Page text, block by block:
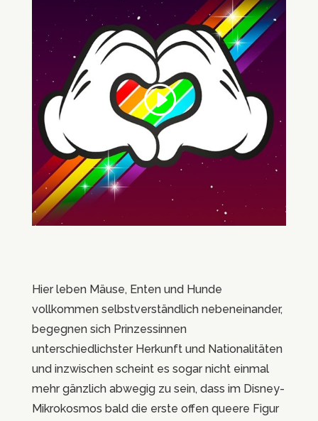
Hier leben Mäuse, Enten und Hunde
vollkommen selbstverständlich nebeneinander,
begegnen sich Prinzessinnen
unterschiedlichster Herkunft und Nationalitäten
und inzwischen scheint es sogar nicht einmal
mehr gänzlich abwegig zu sein, dass im Disney-
Mikrokosmos bald die erste offen queere Figur